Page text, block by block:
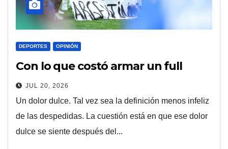
DEPORTES OPINIÓN
Con lo que costó armar un full
JUL 20, 2026
Un dolor dulce. Tal vez sea la definición menos infeliz
de las despedidas. La cuestión está en que ese dolor
dulce se siente después del...